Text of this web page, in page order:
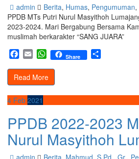
admin Berita, Humas, Pengumuman,
PPDB MTs Putri Nurul Masyithoh
2023-2024. Mari Bergabung Bersama
muslimah berkarakter “SANG JUARA”
Facebook
EmailWhatsApp
Share
Read More
4 Feb 2021
PPDB 2022-2023
Nurul Masyithoh